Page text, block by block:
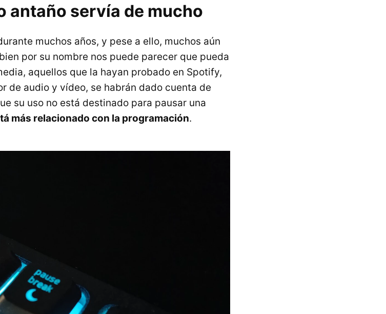
antaño servía de mucho
muchos años, y pese a ello, muchos aún
por su nombre nos puede parecer que pueda
aquellos que la hayan probado en Spotify,
de audio y vídeo, se habrán dado cuenta de
su uso no está destinado para pausar una
más relacionado con la programación.